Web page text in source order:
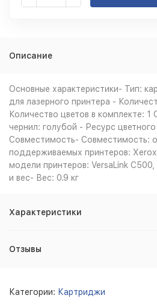
Описание
Основные характеристики- Тип:
для лазерного принтера -
Количество цветов в комплекте:
чернил: голубой - Ресурс
Совместимость- Совместимость:
поддерживаемых принтеров:
модели принтеров: VersaLink
и вес- Вес: 0.9 кг
Характеристики
Отзывы
Категории: Картриджи